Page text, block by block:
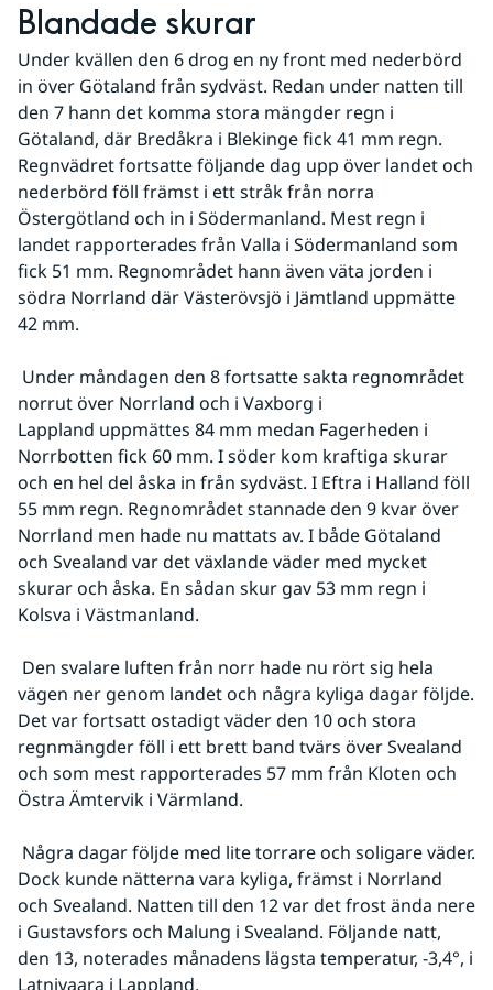
Blandade skurar
Under kvällen den 6 drog en ny front med nederbörd
in över Götaland från sydväst. Redan under natten till
den 7 hann det komma stora mängder regn i
Götaland, där Bredåkra i Blekinge fick 41 mm regn.
Regnvädret fortsatte följande dag upp över landet och
nederbörd föll främst i ett stråk från norra
Östergötland och in i Södermanland. Mest regn i
landet rapporterades från Valla i Södermanland som
fick 51 mm. Regnområdet hann även väta jorden i
södra Norrland där Västerövsjö i Jämtland uppmätte
42 mm.
norrut över Norrland och i Vaxborg i
Lappland uppmättes 84 mm medan Fagerheden i
Norrbotten fick 60 mm. I söder kom kraftiga skurar
och en hel del åska in från sydväst. I Eftra i Halland föll
55 mm regn. Regnområdet stannade den 9 kvar över
Norrland men hade nu mattats av. I både Götaland
och Svealand var det växlande väder med mycket
skurar och åska. En sådan skur gav 53 mm regn i
Kolsva i Västmanland.
vägen ner genom landet och några kyliga dagar följde.
Det var fortsatt ostadigt väder den 10 och stora
regnmängder föll i ett brett band tvärs över Svealand
och som mest rapporterades 57 mm från Kloten och
Östra Ämtervik i Värmland.
Dock kunde nätterna vara kyliga, främst i Norrland
och Svealand. Natten till den 12 var det frost ända nere
i Gustavsfors och Malung i Svealand. Följande natt,
den 13, noterades månadens lägsta temperatur, -3,4°, i
Latnivaara i Lappland.